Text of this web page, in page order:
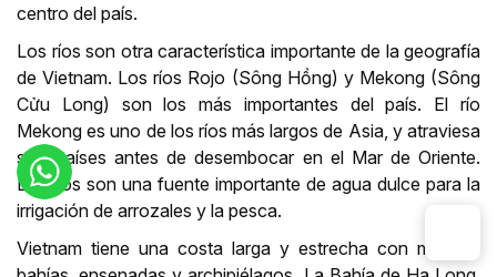
centro del país.
Los ríos son otra característica importante de la geografía
de Vietnam. Los ríos Rojo (Sông Hồng) y Mekong (Sông
Cửu Long) son los más importantes del país. El río
Mekong es uno de los ríos más largos de Asia, y atraviesa
seis países antes de desembocar en el Mar de Oriente.
Los ríos son una fuente importante de agua dulce para la
irrigación de arrozales y la pesca.
Vietnam tiene una costa larga y estrecha con muchas